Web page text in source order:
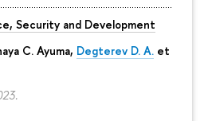
Security and Development
C. Ayuma, Degterev D. A. et